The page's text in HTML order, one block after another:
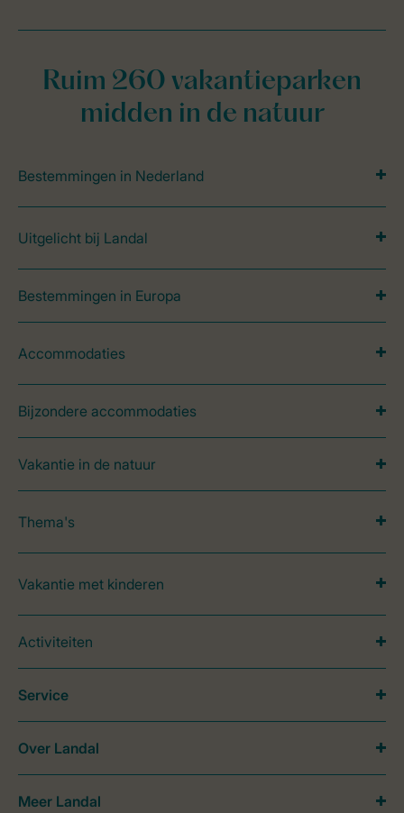
Ruim 260 vakantieparken
midden in de natuur
Bestemmingen in Nederland
Uitgelicht bij Landal
Bestemmingen in Europa
Accommodaties
Bijzondere accommodaties
Vakantie in de natuur
Thema's
Vakantie met kinderen
Activiteiten
Service
Over Landal
Meer Landal